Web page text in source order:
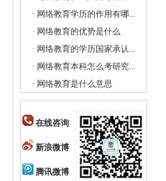
· 网络教育学历的作用有哪...
· 网络教育的优势是什么
· 网络教育的学历国家承认...
· 网络教育本科怎么考研究...
· 网络教育是什么意思
在线咨询
新浪微博
腾讯微博